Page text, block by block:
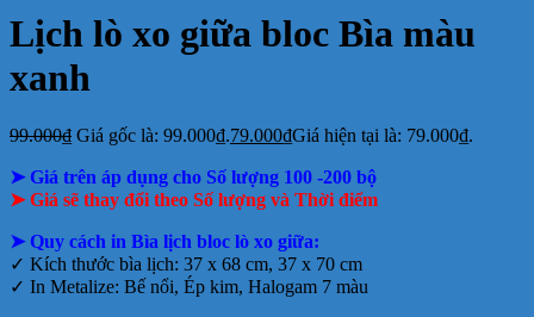
Lịch lò xo giữa bloc Bìa màu
xanh
99.000₫ Giá gốc là: 99.000₫.79.000₫Giá hiện tại là: 79.000₫.
➤ Giá trên áp dụng cho Số lượng 100 -200 bộ
➤ Giá sẽ thay đổi theo Số lượng và Thời điểm
➤Quy cách in Bìa lịch bloc lò xo giữa:
✓ Kích thước bìa lịch: 37 x 68 cm, 37 x 70 cm
✓ In Metalize: Bế nổi, Ép kim, Halogam 7 màu